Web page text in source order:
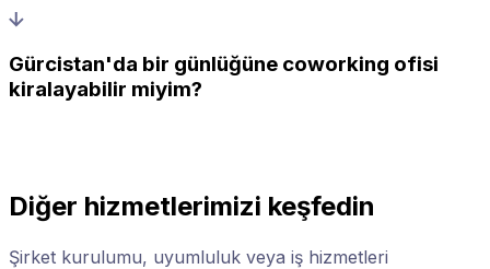
Gürcistan'da bir günlüğüne coworking ofisi
kiralayabilir miyim?
Diğer hizmetlerimizi keşfedin
Şirket kurulumu, uyumluluk veya iş hizmetleri